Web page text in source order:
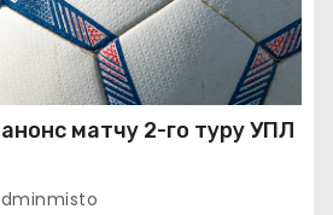
матчу 2-го туру УПЛ